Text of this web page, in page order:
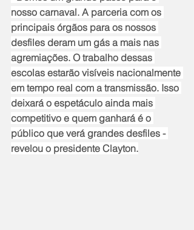
nosso carnaval. A parceria com os
principais órgãos para os nossos
desfiles deram um gás a mais nas
agremiações. O trabalho dessas
escolas estarão visíveis nacionalmente
em tempo real com a transmissão. Isso
deixará o espetáculo ainda mais
competitivo e quem ganhará é o
público que verá grandes desfiles -
revelou o presidente Clayton.